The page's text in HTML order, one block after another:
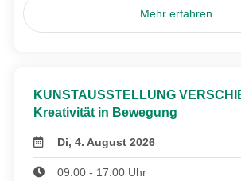
Mehr erfahren
KUNSTAUSSTELLUNG
Kreativität in Bewegung
Di, 4. August 2026
09:00 - 17:00 Uhr